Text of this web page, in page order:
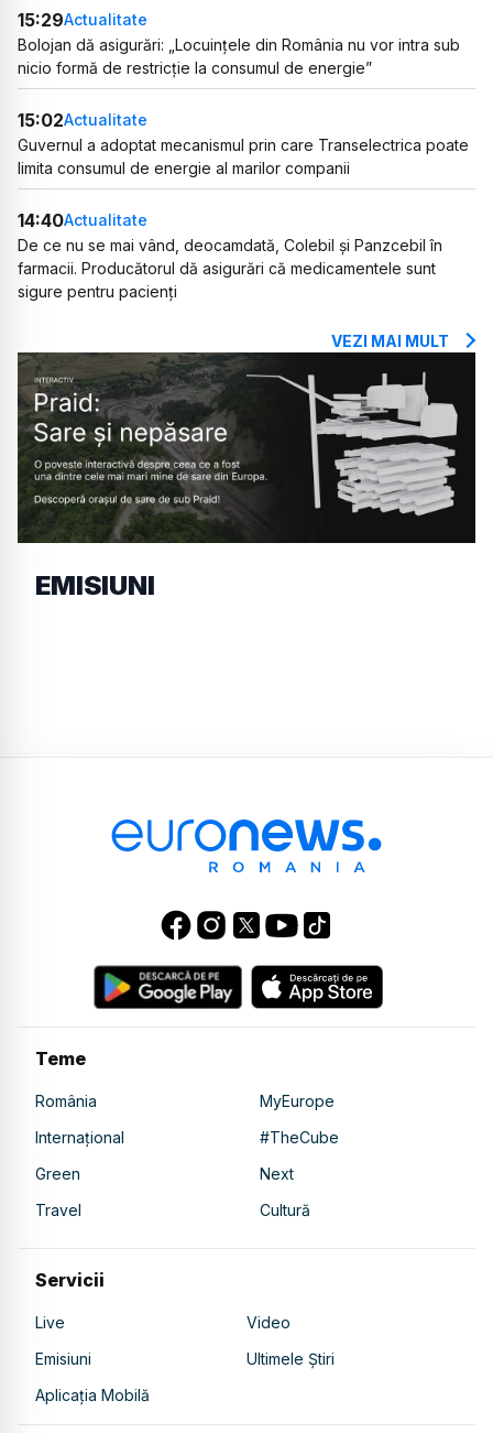
15:29Actualitate
Bolojan dă asigurări: „Locuințele din România nu vor intra sub
nicio formă de restricție la consumul de energie”
15:02Actualitate
Guvernul a adoptat mecanismul prin care Transelectrica poate
limita consumul de energie al marilor companii
14:40Actualitate
De ce nu se mai vând, deocamdată, Colebil și Panzcebil în
farmacii. Producătorul dă asigurări că medicamentele sunt
sigure pentru pacienți
VEZI MAI MULT
EMISIUNI
Teme
România
MyEurope
Internațional
#TheCube
Green
Next
Travel
Cultură
Servicii
Live
Video
Emisiuni
Ultimele Știri
Aplicația Mobilă